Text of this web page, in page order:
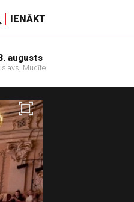
IENĀKT
augusts
Mudīte